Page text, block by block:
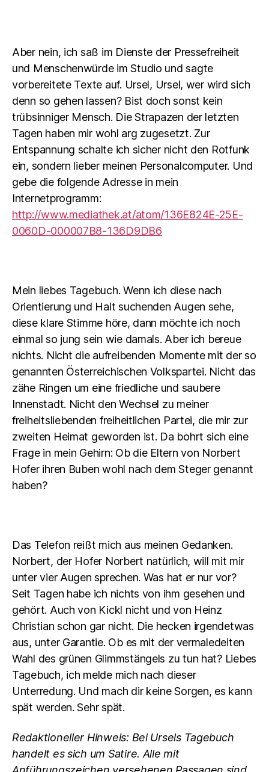
Aber nein, ich saß im Dienste der Pressefreiheit
und Menschenwürde im Studio und sagte
vorbereitete Texte auf. Ursel, Ursel, wer wird sich
denn so gehen lassen? Bist doch sonst kein
trübsinniger Mensch. Die Strapazen der letzten
Tagen haben mir wohl arg zugesetzt. Zur
Entspannung schalte ich sicher nicht den Rotfunk
ein, sondern lieber meinen Personalcomputer. Und
gebe die folgende Adresse in mein
Internetprogramm:
http://www.mediathek.at/atom/136E824E-25E-
0060D-000007B8-136D9DB6
Mein liebes Tagebuch. Wenn ich diese nach
Orientierung und Halt suchenden Augen sehe,
diese klare Stimme höre, dann möchte ich noch
einmal so jung sein wie damals. Aber ich bereue
nichts. Nicht die aufreibenden Momente mit der so
genannten Österreichischen Volkspartei. Nicht das
zähe Ringen um eine friedliche und saubere
Innenstadt. Nicht den Wechsel zu meiner
freiheitsliebenden freiheitlichen Partei, die mir zur
zweiten Heimat geworden ist. Da bohrt sich eine
Frage in mein Gehirn: Ob die Eltern von Norbert
Hofer ihren Buben wohl nach dem Steger genannt
haben?
Das Telefon reißt mich aus meinen Gedanken.
Norbert, der Hofer Norbert natürlich, will mit mir
unter vier Augen sprechen. Was hat er nur vor?
Seit Tagen habe ich nichts von ihm gesehen und
gehört. Auch von Kickl nicht und von Heinz
Christian schon gar nicht. Die hecken irgendetwas
aus, unter Garantie. Ob es mit der vermaledeiten
Wahl des grünen Glimmstängels zu tun hat? Liebes
Tagebuch, ich melde mich nach dieser
Unterredung. Und mach dir keine Sorgen, es kann
spät werden. Sehr spät.
Redaktioneller Hinweis: Bei Ursels Tagebuch
handelt es sich um Satire. Alle mit